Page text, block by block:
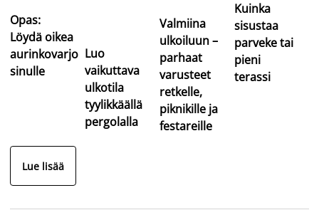
Opas:
Löydä oikea
aurinkovarjo
sinulle
Luo
vaikuttava
ulkotila
tyylikkäällä
pergolalla
Valmiina
ulkoiluun –
parhaat
varusteet
retkelle,
piknikille ja
festareille
Kuinka
sisustaa
parveke tai
pieni
terassi
Lue lisää